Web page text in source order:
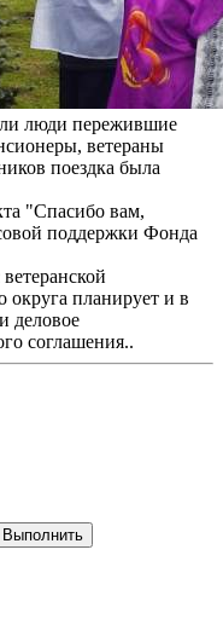
люди пережившие
ветераны
поездка была
"Спасибо вам,
поддержки Фонда
округа планирует и в
деловое
соглашения..
Выполнить